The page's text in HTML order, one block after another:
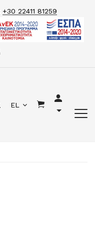
+30 22411 81259
EL